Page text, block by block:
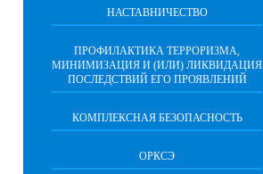
НАСТАВНИЧЕСТВО
ПРОФИЛАКТИКА ТЕРРОРИЗМА,
МИНИМИЗАЦИЯ И (ИЛИ) ЛИКВИДАЦИЯ
ПОСЛЕДСТВИЙ ЕГО ПРОЯВЛЕНИЙ
КОМПЛЕКСНАЯ БЕЗОПАСНОСТЬ
ОРКСЭ